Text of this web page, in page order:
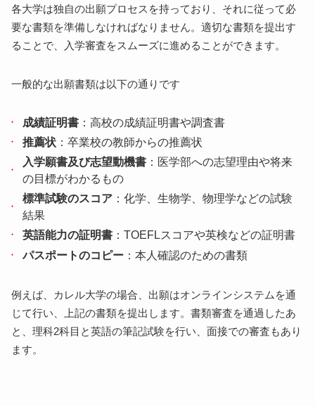
各大学は独自の出願プロセスを持っており、それに従って必
要な書類を準備しなければなりません。適切な書類を提出す
ることで、入学審査をスムーズに進めることができます。
一般的な出願書類は以下の通りです
成績証明書 ：高校の成績証明書や調査書
推薦状 ：卒業校の教師からの推薦状
入学願書及び志望動機書 ：医学部への志望理由や将来
の目標がわかるもの
標準試験のスコア ：化学、生物学、物理学などの試験
結果
英語能力の証明書 ：TOEFLスコアや英検などの証明書
パスポートのコピー ：本人確認のための書類
例えば、カレル大学の場合、出願はオンラインシステムを通
じて行い、上記の書類を提出します。書類審査を通過したあ
と、理科2科目と英語の筆記試験を行い、面接での審査もあり
ます。